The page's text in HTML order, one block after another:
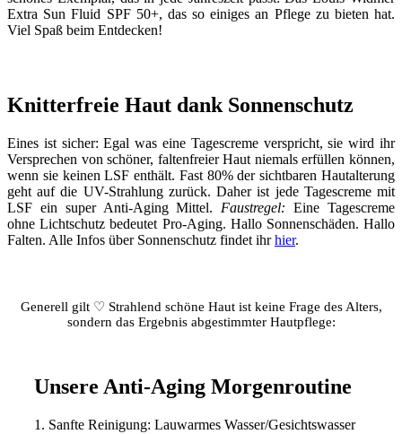
Extra Sun Fluid SPF 50+, das so einiges an Pflege zu bieten hat.
Viel Spaß beim Entdecken!
Knitterfreie Haut dank Sonnenschutz
Eines ist sicher: Egal was eine Tagescreme verspricht, sie wird ihr
Versprechen von schöner, faltenfreier Haut niemals erfüllen können,
wenn sie keinen LSF enthält. Fast 80% der sichtbaren Hautalterung
geht auf die UV-Strahlung zurück. Daher ist jede Tagescreme mit
LSF ein super Anti-Aging Mittel. Faustregel: Eine Tagescreme
ohne Lichtschutz bedeutet Pro-Aging. Hallo Sonnenschäden. Hallo
Falten. Alle Infos über Sonnenschutz findet ihrhier.
Generell gilt ♡ Strahlend schöne Haut ist keine Frage des Alters,
sondern das Ergebnis abgestimmter Hautpflege:
Unsere Anti-Aging Morgenroutine
1. Sanfte Reinigung: Lauwarmes Wasser/Gesichtswasser